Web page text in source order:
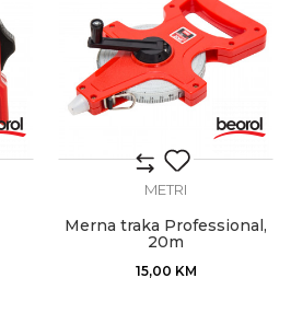
METRI
Merna traka Professional,
20m
15,00 KM